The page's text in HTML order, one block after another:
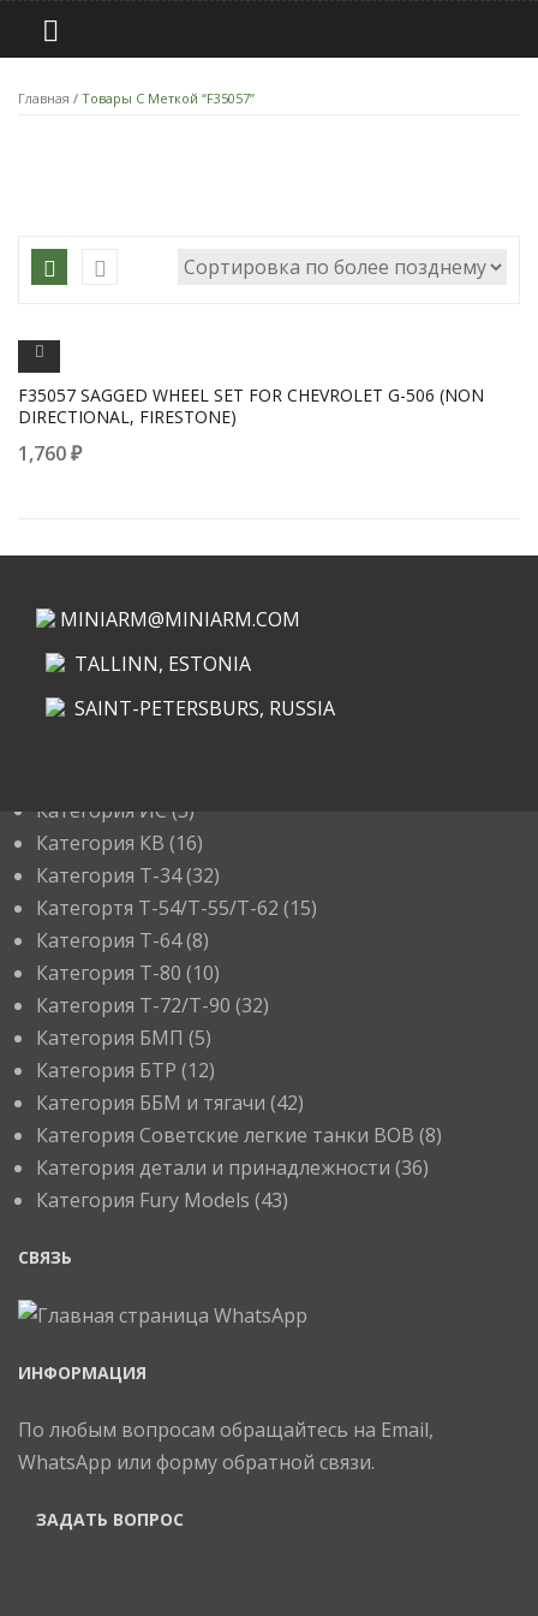
Главная / Товары С Меткой “F35057”
F35057 SAGGED WHEEL SET FOR CHEVROLET G-506 (NON
DIRECTIONAL, FIRESTONE)
1,760₽
MINIARM@MINIARM.COM
TALLINN, ESTONIA
SAINT-PETERSBURS, RUSSIA
Категория ИС (3)
Категория КВ (16)
Категория Т-34(32)
Категортя Т-54/Т-55/Т-62 (15)
Категория T-64(8)
Категория T-80 (10)
Категория T-72/T-90 (32)
Категория БМП (5)
Категория БТР (12)
Категория ББМ и тягачи (42)
Категория Советские легкие танки ВОВ (8)
Категория детали и принадлежности (36)
Категория Fury Models (43)
СВЯЗЬ
ИНФОРМАЦИЯ
По любым вопросам обращайтесь на Email,
WhatsApp или форму обратной связи.
ЗАДАТЬ ВОПРОС